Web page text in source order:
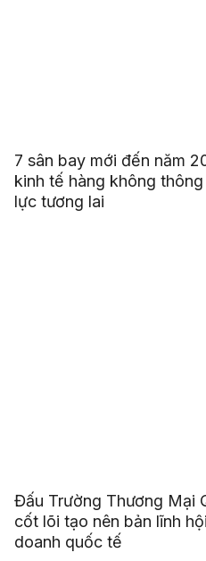
7 sân bay mới đến năm
kinh tế hàng không
lực tương lai
Đấu Trường Thương Mại
cốt lõi tạo nên bản lĩnh
doanh quốc tế